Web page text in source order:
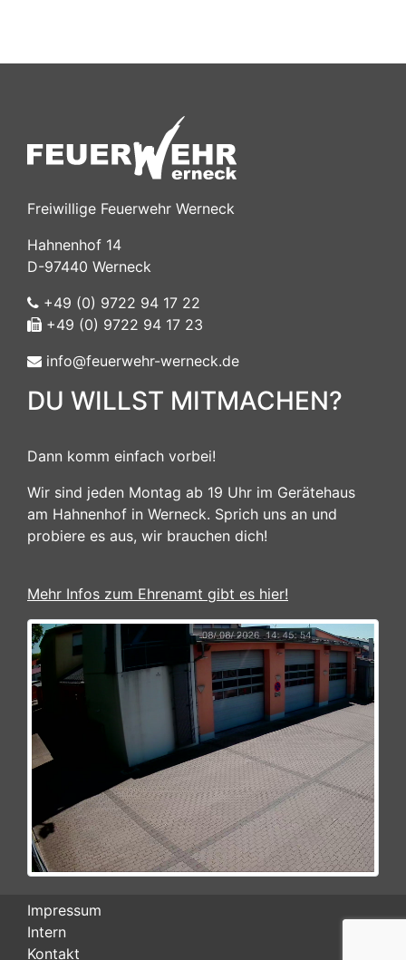
Freiwillige Feuerwehr Werneck
Hahnenhof 14
D-97440 Werneck
+49 (0) 9722 94 17 22
+49 (0) 9722 94 17 23
info@feuerwehr-werneck.de
DU WILLST MITMACHEN?
Dann komm einfach vorbei!
Wir sind jeden Montag ab 19 Uhr im Gerätehaus
am Hahnenhof in Werneck. Sprich uns an und
probiere es aus, wir brauchen dich!
Mehr Infos zum Ehrenamt gibt es hier!
Impressum
Intern
Kontakt